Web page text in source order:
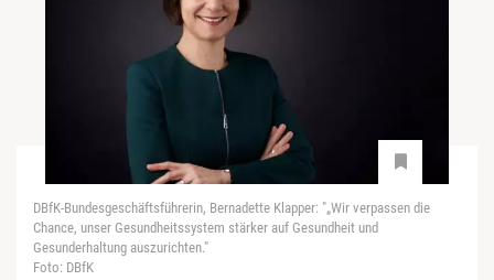
DBfK-Bundesgeschäftsführerin, Bernadette Klapper: "„Wir verpassen die
Chance, unser Gesundheitssystem stärker auf Gesundheit und
Gesunderhaltung auszurichten."
Foto: DBfK